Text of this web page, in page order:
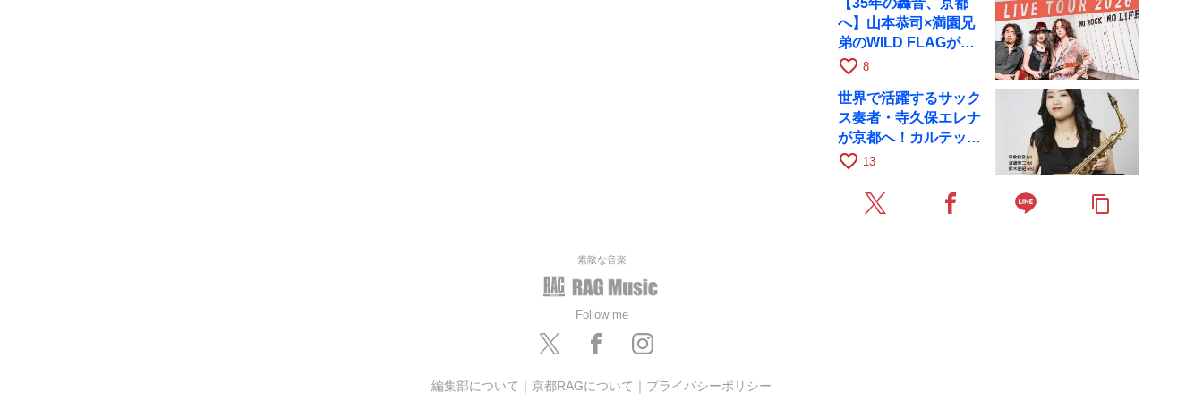
【35年の轟音、京都
へ】山本恭司×満園兄
弟のWILD FLAGが8
月6日にRAGでライブ
favorite_border 8
世界で活躍するサック
ス奏者・寺久保エレナ
が京都へ！カルテッ
ト・ツアー京都公演を
favorite_border 13
content_copy
素敵な音楽
Follow me
編集部について 京都RAGについて プライバシーポリシー